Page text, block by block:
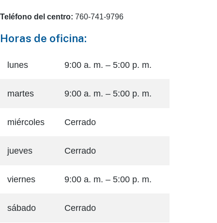
Teléfono del centro: 760-741-9796
Horas de oficina:
lunes 9:00 a. m. – 5:00 p. m.
martes 9:00 a. m. – 5:00 p. m.
miércoles Cerrado
jueves Cerrado
viernes 9:00 a. m. – 5:00 p. m.
sábado Cerrado